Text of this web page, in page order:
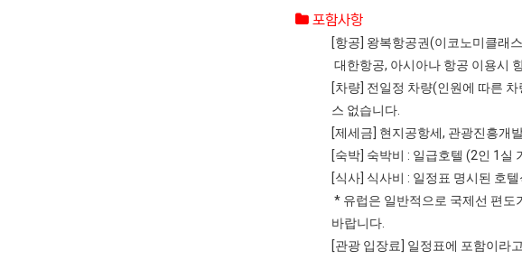
포함사항
[항공] 왕복항공권(이코노미클래
대한항공, 아시아나 항공 이용시
[차량] 전일정 차량(인원에 따른
스 없습니다.
[제세금] 현지공항세, 관광진흥개
[숙박] 숙박비 : 일급호텔 (2인 1실
[식사] 식사비 : 일정표 명시된 호
* 유럽은 일반적으로 국제선 편도
바랍니다.
[관광 입장료] 일정표에 포함이라